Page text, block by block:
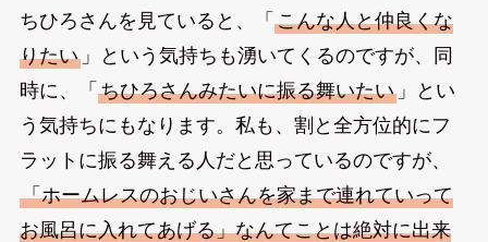
ちひろさんを見ていると、「 こんな人と仲良くな
りたい」という気持ちも湧いてくるのですが、同
時に、「 ちひろさんみたいに振る舞いたい」とい
う気持ちにもなります。私も、割と全方位的にフ
ラットに振る舞える人だと思っているのですが、
「ホームレスのおじいさんを家まで連れていって
お風呂に入れてあげる」なんてことは絶対に出来